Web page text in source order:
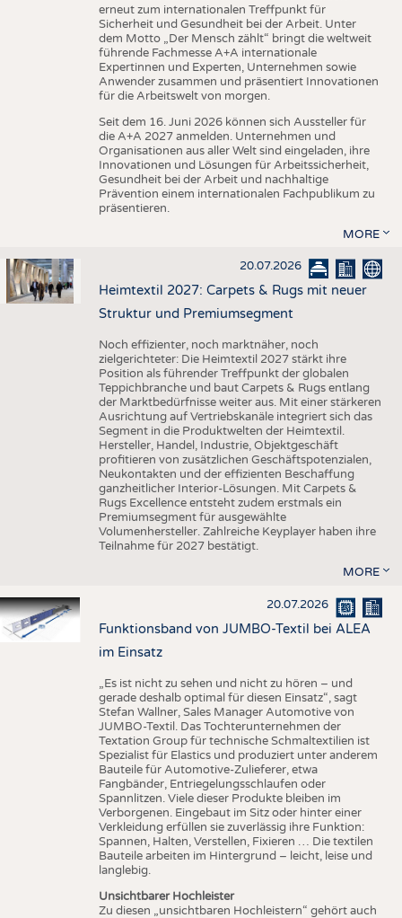
erneut zum internationalen Treffpunkt für
Sicherheit und Gesundheit bei der Arbeit. Unter
dem Motto „Der Mensch zählt“ bringt die weltweit
führende Fachmesse A+A internationale
Expertinnen und Experten, Unternehmen sowie
Anwender zusammen und präsentiert Innovationen
für die Arbeitswelt von morgen.
Seit dem 16. Juni 2026 können sich Aussteller für
die A+A 2027 anmelden. Unternehmen und
Organisationen aus aller Welt sind eingeladen, ihre
Innovationen und Lösungen für Arbeitssicherheit,
Gesundheit bei der Arbeit und nachhaltige
Prävention einem internationalen Fachpublikum zu
präsentieren.
MORE
20.07.2026
Heimtextil 2027: Carpets & Rugs mit neuer
Struktur und Premiumsegment
Noch effizienter, noch marktnäher, noch
zielgerichteter: Die Heimtextil 2027 stärkt ihre
Position als führender Treffpunkt der globalen
Teppichbranche und baut Carpets & Rugs entlang
der Marktbedürfnisse weiter aus. Mit einer stärkeren
Ausrichtung auf Vertriebskanäle integriert sich das
Segment in die Produktwelten der Heimtextil.
Hersteller, Handel, Industrie, Objektgeschäft
profitieren von zusätzlichen Geschäftspotenzialen,
Neukontakten und der effizienten Beschaffung
ganzheitlicher Interior-Lösungen. Mit Carpets &
Rugs Excellence entsteht zudem erstmals ein
Premiumsegment für ausgewählte
Volumenhersteller. Zahlreiche Keyplayer haben ihre
Teilnahme für 2027 bestätigt.
MORE
20.07.2026
Funktionsband von JUMBO-Textil bei ALEA
im Einsatz
„Es ist nicht zu sehen und nicht zu hören – und
gerade deshalb optimal für diesen Einsatz“, sagt
Stefan Wallner, Sales Manager Automotive von
JUMBO-Textil. Das Tochterunternehmen der
Textation Group für technische Schmaltextilien ist
Spezialist für Elastics und produziert unter anderem
Bauteile für Automotive-Zulieferer, etwa
Fangbänder, Entriegelungsschlaufen oder
Spannlitzen. Viele dieser Produkte bleiben im
Verborgenen. Eingebaut im Sitz oder hinter einer
Verkleidung erfüllen sie zuverlässig ihre Funktion:
Spannen, Halten, Verstellen, Fixieren … Die textilen
Bauteile arbeiten im Hintergrund – leicht, leise und
langlebig.
Unsichtbarer Hochleister
Zu diesen „unsichtbaren Hochleistern“ gehört auch